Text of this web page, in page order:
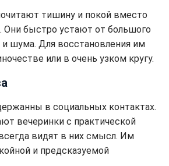
тишину и покой вместо
быстро устают от большого
шума. Для восстановления им
или в очень узком кругу.
в социальных контактах.
вечеринки с практической
видят в них смысл. Им
и предсказуемой